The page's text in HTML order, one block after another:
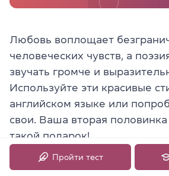
Любовь воплощает
человеческих чувств, а
звучать громче и
Используйте эти красивые
английском языке или
свои. Ваша вторая
такой подарок!
А когда вы будете
Пройти тест